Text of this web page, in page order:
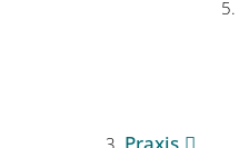
Praxis